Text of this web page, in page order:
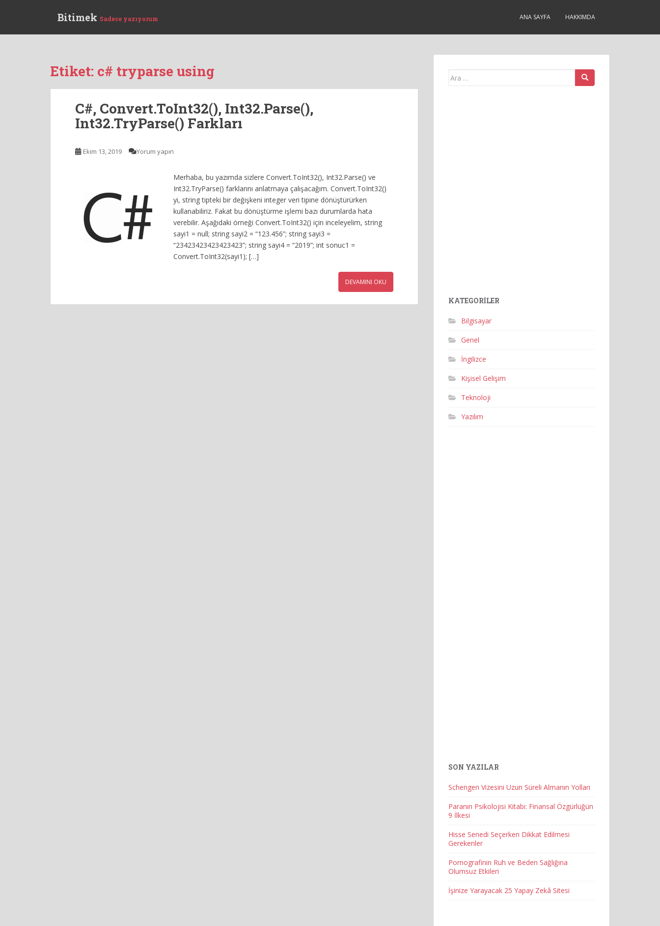
Bitimek Sadece yazıyorum ANA SAYFA HAKKIMDA
Etiket: c# tryparse using
C#, Convert.ToInt32(), Int32.Parse(),
Int32.TryParse() Farkları
Ekim 13, 2019 Yorum yapın
Merhaba, bu yazımda sizlere Convert.ToInt32(), Int32.Parse() ve
Int32.TryParse() farklarını anlatmaya çalışacağım. Convert.ToInt32()
yi, string tipteki bir değişkeni integer veri tipine dönüştürürken
kullanabiliriz. Fakat bu dönüştürme işlemi bazı durumlarda hata
verebilir. Aşağıdaki örneği Convert.ToInt32() için inceleyelim, string
sayi1 = null; string sayi2 = “123.456”; string sayi3 =
“23423423423423423”; string sayi4 = “2019”; int sonuc1 =
Convert.ToInt32(sayi1); […]
DEVAMINI OKU
Arama
KATEGORILER
Bilgisayar
Genel
İngilizce
Kişisel Gelişim
Teknoloji
Yazılım
SON YAZILAR
Schengen Vizesini Uzun Süreli Almanın Yolları
Paranın Psikolojisi Kitabı: Finansal Özgürlüğün
9 İlkesi
Hisse Senedi Seçerken Dikkat Edilmesi
Gerekenler
Pornografinin Ruh ve Beden Sağlığına
Olumsuz Etkileri
İşinize Yarayacak 25 Yapay Zekâ Sitesi